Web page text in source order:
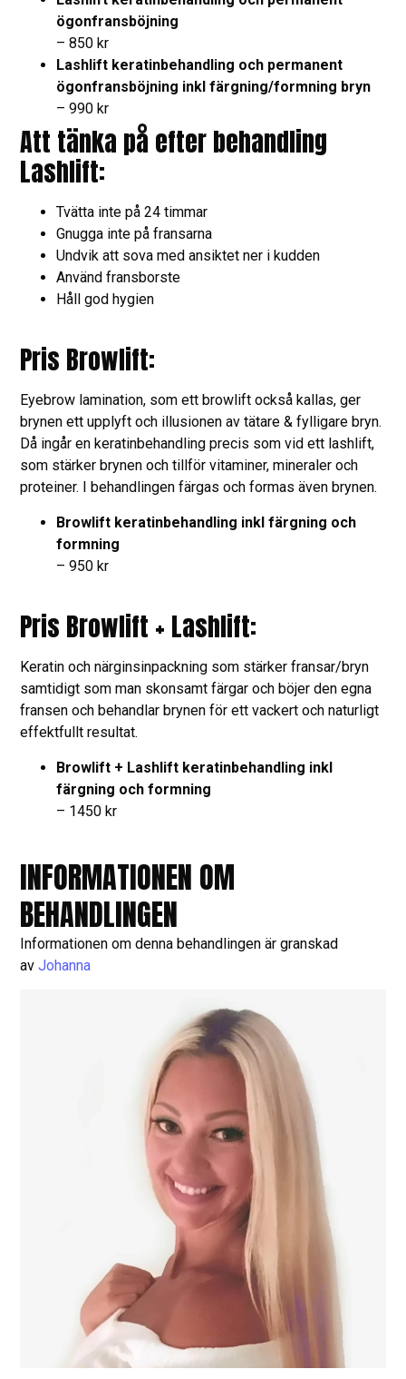
ögonfransböjning
– 850 kr
Lashlift keratinbehandling och permanent
ögonfransböjning inkl färgning/formning bryn
– 990 kr
Att tänka på efter behandling
Lashlift:
Tvätta inte på 24 timmar
Gnugga inte på fransarna
Undvik att sova med ansiktet ner i kudden
Använd fransborste
Håll god hygien
Pris Browlift:
Eyebrow lamination, som ett browlift också kallas, ger
brynen ett upplyft och illusionen av tätare & fylligare bryn.
Då ingår en keratinbehandling precis som vid ett lashlift,
som stärker brynen och tillför vitaminer, mineraler och
proteiner. I behandlingen färgas och formas även brynen.
Browlift keratinbehandling inkl färgning och
formning
– 950 kr
Pris Browlift + Lashlift:
Keratin och närginsinpackning som stärker fransar/bryn
samtidigt som man skonsamt färgar och böjer den egna
fransen och behandlar brynen för ett vackert och naturligt
effektfullt resultat.
Browlift + Lashlift keratinbehandling inkl
färgning och formning
– 1450 kr
INFORMATIONEN OM
BEHANDLINGEN
Informationen om denna behandlingen är granskad
avJohanna